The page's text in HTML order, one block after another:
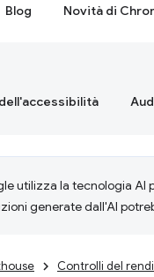
Blog Novità di
utilizza la tecnologia AI
generate dall'AI
Controlli del